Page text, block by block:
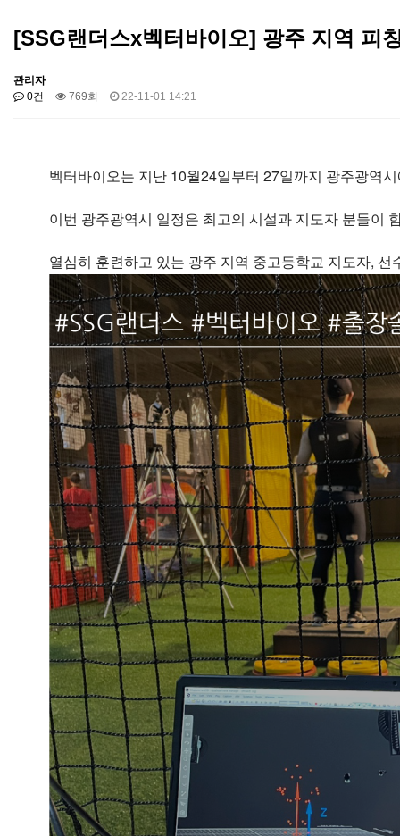
[SSG랜더스x벡터바이오] 광주 지역 피
관리자
0건
769회 22-11-01 14:21
벡터바이오는 지난 10월24일부터 27일까지 광주광역
이번 광주광역시 일정은 최고의 시설과 지도자 분들이
열심히 훈련하고 있는 광주 지역 중고등학교 지도자,